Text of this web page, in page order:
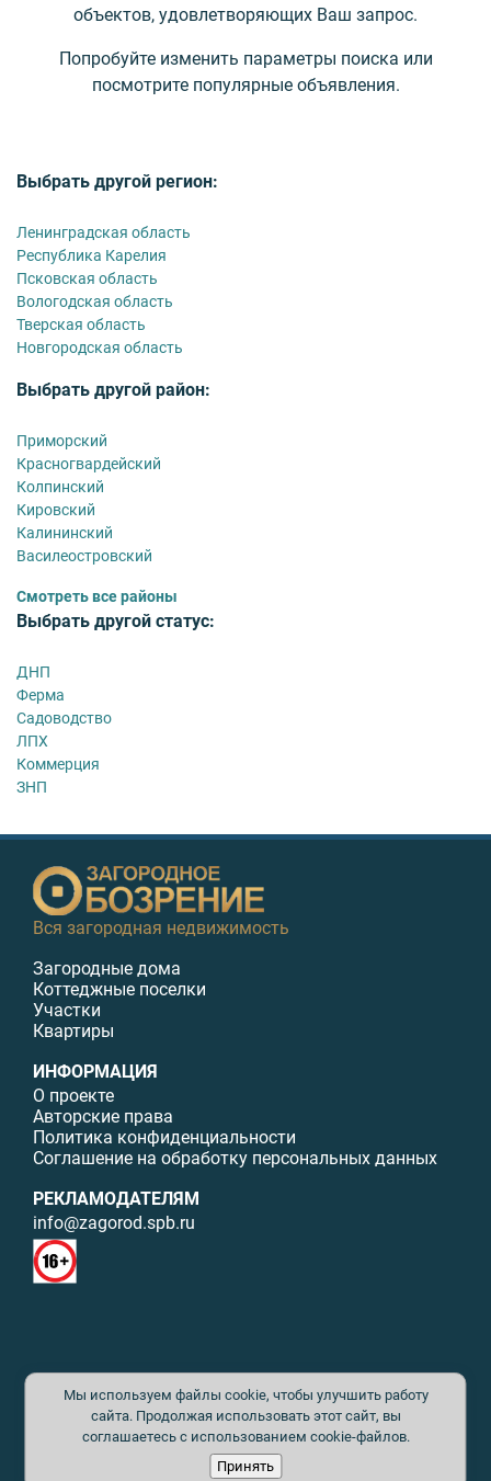
объектов, удовлетворяющих Ваш запрос.
Попробуйте изменить параметры поиска или
посмотрите популярные объявления.
Выбрать другой регион:
Ленинградская область
Республика Карелия
Псковская область
Вологодская область
Тверская область
Новгородская область
Выбрать другой район:
Приморский
Красногвардейский
Колпинский
Кировский
Калининский
Василеостровский
Смотреть все районы
Выбрать другой статус:
ДНП
Ферма
Садоводство
ЛПХ
Коммерция
ЗНП
Вся загородная недвижимость
Загородные дома
Коттеджные поселки
Участки
Квартиры
ИНФОРМАЦИЯ
О проекте
Авторские права
Политика конфиденциальности
Соглашение на обработку персональных данных
РЕКЛАМОДАТЕЛЯМ
info@zagorod.spb.ru
© ИП Малыщева Б.Л. Все права защищены. Перепечатка материалов
данного сайта возможна только с письменного разрешения. При
цитировании ссылка на www.zagorod.spb.ru обязательна. Редакция не
несет ответственности за содержание рекламных материалов. Все
рекламируемые товары и услуги имеют необходимые сертификаты и
лицензии. Перепечатка любых материалов без письменного согласия
Мы используем файлы cookie, чтобы улучшить работу
сайта. Продолжая использовать этот сайт, вы
соглашаетесь с использованием cookie-файлов.
Принять